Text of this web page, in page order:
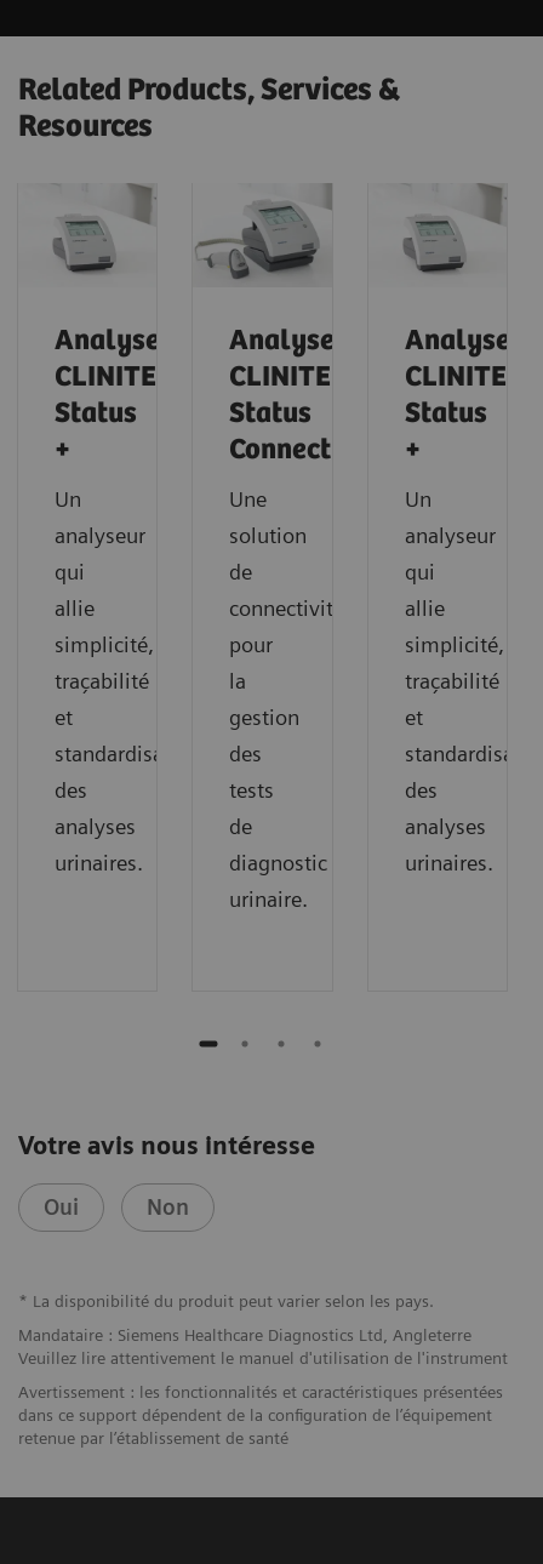
Related Products, Services &
Resources
Analyseur
CLINITEK
Status
+
Un
analyseur
qui
allie
simplicité,
traçabilité
et
standardisation
des
analyses
urinaires.
Analyseur
CLINITEK
Status
Connect
Une
solution
de
connectivité
pour
la
gestion
des
tests
de
diagnostic
urinaire.
Analyseur
CLINITEK
Status
+
Un
analyseur
qui
allie
simplicité,
traçabilité
et
des
analyses
urinaires.
Votre avis nous intéresse
Oui Non
* La disponibilité du produit peut varier selon les pays.
Mandataire : Siemens Healthcare Diagnostics Ltd, Angleterre
Veuillez lire attentivement le manuel d'utilisation de l'instrument
Avertissement : les fonctionnalités et caractéristiques présentées
dans ce support dépendent de la configuration de l’équipement
retenue par l’établissement de santé